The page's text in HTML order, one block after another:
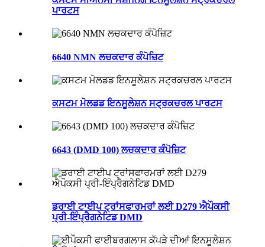
ਪਾਰਟਸ
6640 NMN ਲਚਕਦਾਰ ਕੰਪੋਜ਼ਿਟ
ਕਸਟਮ ਮੋਲਡਡ ਇਨਸੂਲੇਸ਼ਨ ਸਟ੍ਰਕਚਰਲ ਪਾਰਟਸ
6643 (DMD 100) ਲਚਕਦਾਰ ਕੰਪੋਜ਼ਿਟ
ਡਰਾਈ ਟਾਈਪ ਟ੍ਰਾਂਸਫਾਰਮਰਾਂ ਲਈ D279 ਐਪੌਕਸੀ
ਪ੍ਰੀ-ਇੰਪ੍ਰੈਗਨੇਟਿਡ DMD